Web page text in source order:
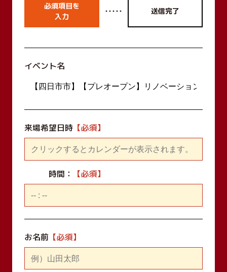
必須項目を
入力
・・・・・ 送信完了
イベント名
来場希望日時
時間：
お名前